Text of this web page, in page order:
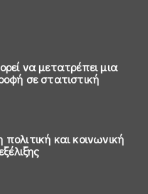
να μετατρέπει μια
σε στατιστική
και κοινωνική